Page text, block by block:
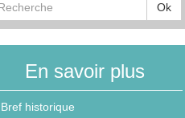
Ok
En savoir plus
Bref historique